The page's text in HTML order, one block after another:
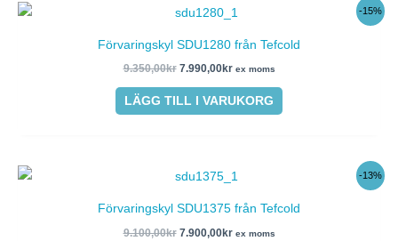
-15%
Förvaringskyl SDU1280 från Tefcold
9.350,00kr
Det
ursprungliga
var:
9.350,00kr.
7.990,00kr
Det
är:
7.990,00kr.
ex moms
LÄGG TILL I VARUKORG
-13%
Förvaringskyl SDU1375 från Tefcold
9.100,00kr
Det
ursprungliga
var:
9.100,00kr.
7.900,00kr
Det
priset
är:
7.900,00kr.
ex moms